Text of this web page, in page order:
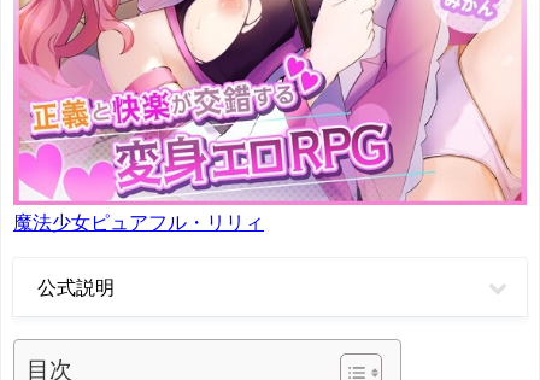
魔法少女ピュアフル・リリィ
公式説明
目次